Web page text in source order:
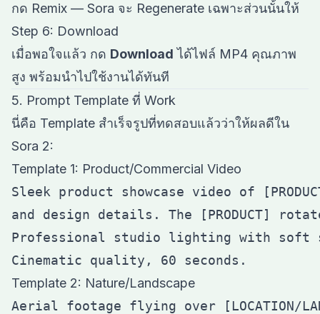
กด Remix — Sora จะ Regenerate เฉพาะส่วนนั้นให้
Step 6: Download
เมื่อพอใจแล้ว กด Download ได้ไฟล์ MP4 คุณภาพ
สูง พร้อมนำไปใช้งานได้ทันที
5. Prompt Template ที่ Work
นี่คือ Template สำเร็จรูปที่ทดสอบแล้วว่าให้ผลดีใน
Sora 2:
Template 1: Product/Commercial Video
Sleek product showcase video of
and design details. The [PRODUCT]
Professional studio lighting with soft
Template 2: Nature/Landscape
Aerial footage flying over [LOCATION/